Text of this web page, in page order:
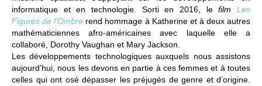
informatique et en technologie. Sorti en 2016, lefilmLes
Figures de l’Ombre rend hommage à Katherine et à deux autres
mathématiciennes afro-américaines avec laquelle elle a
collaboré, Dorothy Vaughan et Mary Jackson.
Les développements technologiques auxquels nous assistons
aujourd’hui, nous les devons en partie à ces femmes et à toutes
celles qui ont osé dépasser les préjugés de genre et d’origine.